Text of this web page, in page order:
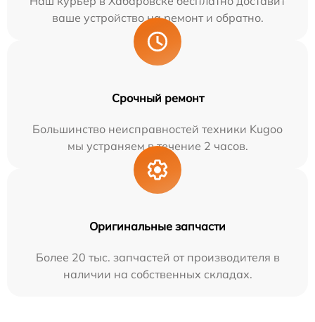
ваше устройство на ремонт и обратно.
Срочный ремонт
Большинство неисправностей техники Kugoo
мы устраняем в течение 2 часов.
Оригинальные запчасти
Более 20 тыс. запчастей от производителя в
наличии на собственных складах.